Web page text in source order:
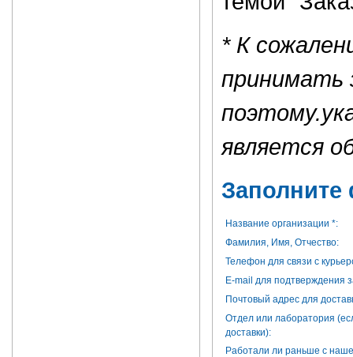
* К
принимать
является
Заполните
Название организации *:
Фамилия, Имя, Отчество:
Телефон для связи с
E-mail для подтверждения
Почтовый адрес для
Отдел или лаборатория
доставки):
Работали ли раньше с